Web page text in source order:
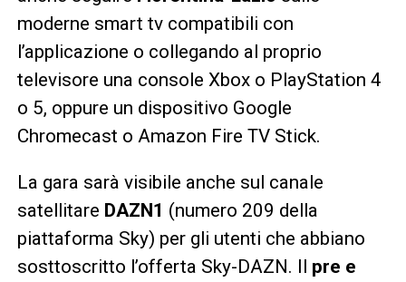
moderne smart tv compatibili con
l’applicazione o collegando al proprio
televisore una console Xbox o PlayStation 4
o 5, oppure un dispositivo Google
Chromecast o Amazon Fire TV Stick.
La gara sarà visibile anche sul canale
satellitare DAZN1 (numero 209 della
piattaforma Sky) per gli utenti che abbiano
sosttoscritto l’offerta Sky-DAZN. Il pre e